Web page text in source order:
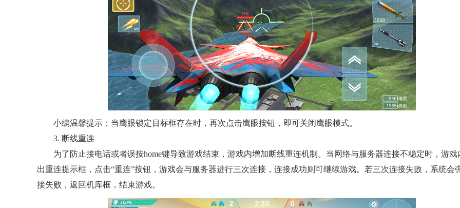
小编温馨提示：当鹰眼锁定目标框存在时，再次点击鹰眼按钮，即可关闭鹰眼模式。
3. 断线重连
为了防止接电话或者误按home键导致游戏结束，游戏内增加断线重连机制。当网络与服务器连接不稳定时，游戏
出重连提示框，点击“重连”按钮，游戏会与服务器进行三次连接，连接成功则可继续游戏。若三次连接失败，系统会
接失败，返回机库框，结束游戏。